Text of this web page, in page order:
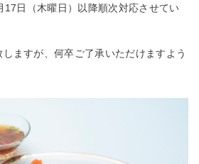
17日（木曜日）以降順次対応させてい
ますが、何卒ご了承いただけますよう